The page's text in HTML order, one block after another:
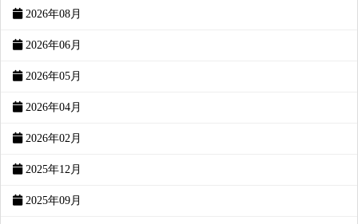
2026年08月
2026年06月
2026年05月
2026年04月
2026年02月
2025年12月
2025年09月